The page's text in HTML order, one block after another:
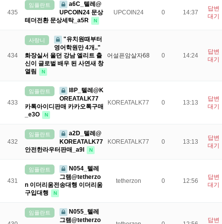
435
임플란트
a6C_텔레@
UPCOIN24 문상
테더전환 문상세탁_a5R
N
UPCOIN24 0 14:37
답변
대기
434
사랑니
"유치원때부터
영어학원만 4개.."
화장실서 울던 강남 엘리트 출
신이 글로벌 배우 된 사연새 창
열림
N
어설픈암살자68 0 14:24
답변
대기
433
임플란트
l8P_텔레@K
OREATALK77
카톡아이디판매 카카오톡구매
_e3O
N
KOREATALK77 0 13:13
답변
대기
432
임플란트
a2D_텔레@
KOREATALK77
안전한라우터판매_a9I
N
KOREATALK77 0 13:13
답변
대기
431
임플란트
N054_텔레
그램@tetherzo
n 이더리움전송대행 이더리움
구입대행
N
tetherzon 0 12:56
답변
대기
임플란트
N055_텔레
그램@tetherzo
답변